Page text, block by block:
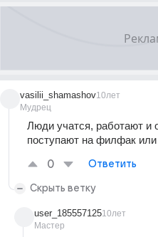
vasilii_shamashov
Мудрец
10лет
Люди учатся, работают и
поступают на филфак или
0 Ответить
Скрыть ветку
user_185557125
Мастер
10лет